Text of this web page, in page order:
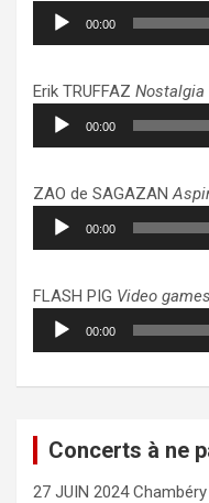
Lecteur
audio
00:00
Erik TRUFFAZ Nostalgia
Lecteur
audio
00:00
ZAO de SAGAZAN
Lecteur
audio
00:00
FLASH PIG Video
Lecteur
audio
00:00
Concerts à ne
27 JUIN 2024